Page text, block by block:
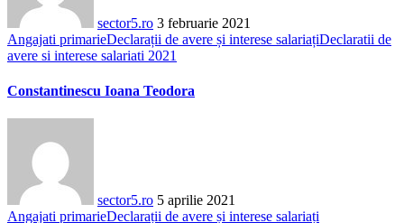
sector5.ro 3 februarie 2021
Angajati primarieDeclarații de avere și interese salariațiDeclaratii de
avere si interese salariati 2021
Constantinescu Ioana Teodora
sector5.ro 5 aprilie 2021
Angajati primarieDeclarații de avere și interese salariați